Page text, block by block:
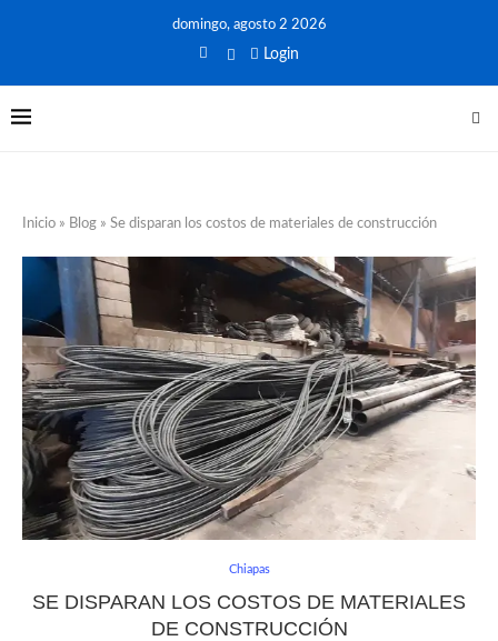
domingo, agosto 2 2026
Login
Inicio » Blog » Se disparan los costos de materiales de construcción
Chiapas
SE DISPARAN LOS COSTOS DE MATERIALES
DE CONSTRUCCIÓN